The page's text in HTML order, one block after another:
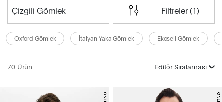
Çizgili Gömlek Filtreler (1)
Oxford Gömlek İtalyan Yaka Gömlek Ekoseli Gömlek
70 Ürün Editör Sıralaması